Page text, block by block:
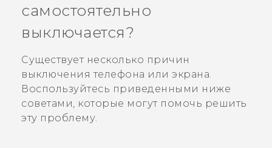
VIVERSE
ПОДДЕРЖКА
самостоятельно
выключается?
Существует несколько причин
выключения телефона или экрана.
Воспользуйтесь приведенными ниже
советами, которые могут помочь решить
эту проблему.